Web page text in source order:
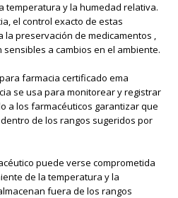
temperatura y la humedad relativa.
el control exacto de estas
la preservación de medicamentos ,
a cambios en el ambiente.
farmacia certificado ema
se usa para monitorear y registrar
a los farmacéuticos garantizar que
de los rangos sugeridos por
puede verse comprometida
de la temperatura y la
fuera de los rangos